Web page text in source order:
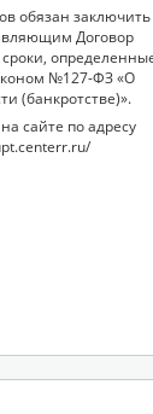
обязан заключить
Договор
№127-ФЗ «О
(банкротстве)».
сайте по адресу